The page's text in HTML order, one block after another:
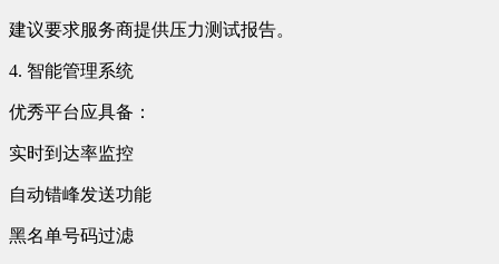
建议要求服务商提供压力测试报告。
4. 智能管理系统
优秀平台应具备：
实时到达率监控
自动错峰发送功能
黑名单号码过滤